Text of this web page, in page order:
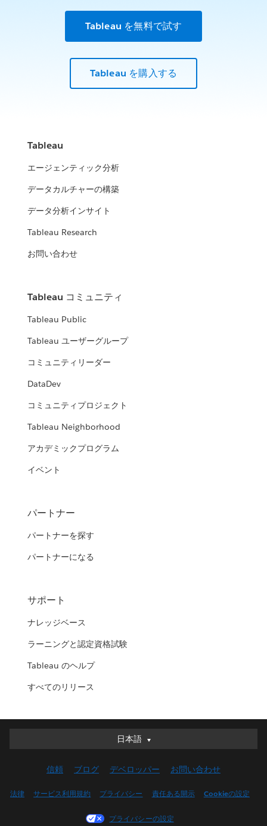
Tableau を無料で試す
Tableau を購入する
Tableau
エージェンティック分析
データカルチャーの構築
データ分析インサイト
Tableau Research
お問い合わせ
Tableau コミュニティ
Tableau Public
Tableau ユーザーグループ
コミュニティリーダー
DataDev
コミュニティプロジェクト
Tableau Neighborhood
アカデミックプログラム
イベント
パートナー
パートナーを探す
パートナーになる
サポート
ナレッジベース
ラーニングと認定資格試験
Tableau のヘルプ
すべてのリリース
日本語
日本語
English (UK)
Français (Canada)
信頼 ブログ デベロッパー お問い合わせ
法律 サービス利用規約 プライバシー 責任ある開示 Cookieの設定
プライバシーの設定